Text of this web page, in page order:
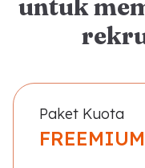
untuk
Paket Kuota
FREEMIUM